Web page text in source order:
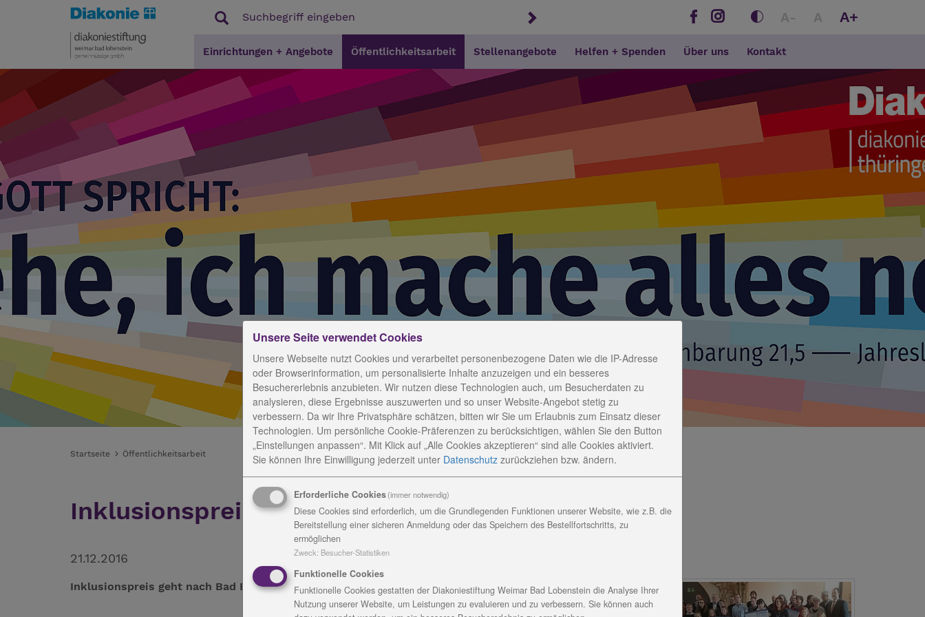
A- A A+
Einrichtungen + Angebote Öffentlichkeitsarbeit Stellenangebote Helfen + Spenden Über uns Kontakt
Startseite Öffentlichkeitsarbeit
Inklusionspreis gewonnen
21.12.2016
Inklusionspreis geht nach Bad Blankenburg - Kita „Am Eichwald“ erhält 5000 Euro
Unsere Seite verwendet Cookies
Unsere Webseite nutzt Cookies und verarbeitet personenbezogene Daten wie die IP-Adresse
oder Browserinformation, um personalisierte Inhalte anzuzeigen und ein besseres
Besuchererlebnis anzubieten. Wir nutzen diese Technologien auch, um Besucherdaten zu
analysieren, diese Ergebnisse auszuwerten und so unser Website-Angebot stetig zu
verbessern. Da wir Ihre Privatsphäre schätzen, bitten wir Sie um Erlaubnis zum Einsatz dieser
Technologien. Um persönliche Cookie-Präferenzen zu berücksichtigen, wählen Sie den Button
„Einstellungen anpassen“. Mit Klick auf „Alle Cookies akzeptieren“ sind alle Cookies aktiviert.
Sie können Ihre Einwilligung jederzeit unter Datenschutz zurückziehen bzw. ändern.
Erforderliche Cookies(immer notwendig)
Diese Cookies sind erforderlich, um die Grundlegenden Funktionen unserer Website, wie z.B. die
Bereitstellung einer sicheren Anmeldung oder das Speichern des Bestellfortschritts, zu
ermöglichen
Zweck: Besucher-Statistiken
Funktionelle Cookies
Funktionelle Cookies gestatten der Diakoniestiftung Weimar Bad Lobenstein die Analyse Ihrer
Nutzung unserer Website, um Leistungen zu evaluieren und zu verbessern. Sie können auch